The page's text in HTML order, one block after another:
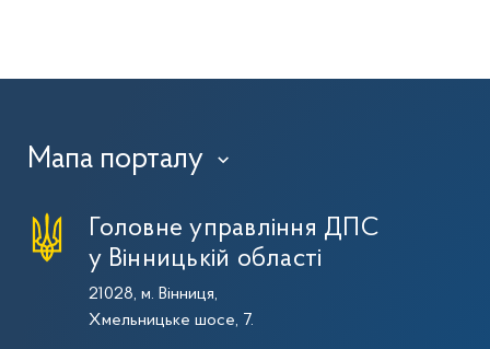
Мапа порталу ›
Головне управління ДПС
у Вінницькій області
21028, м. Вінниця,
Хмельницьке шосе, 7.